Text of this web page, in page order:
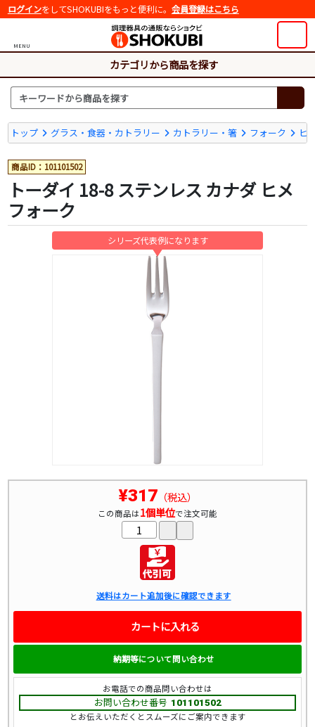
ログインをしてSHOKUBIをもっと便利に。 会員登録はこちら
MENU
カテゴリから商品を探す
トップ グラス・食器・カトラリー カトラリー・箸 フォーク ヒ
商品ID：101101502
トーダイ 18-8 ステンレス カナダ ヒメ
フォーク
¥317（税込）
この商品は1個単位で注文可能
送料はカート追加後に確認できます
カートに入れる
納期等について問い合わせ
お電話での商品問い合わせは
お問い合わせ番号 101101502
とお伝えいただくとスムーズにご案内できます
シリーズ代表例になります